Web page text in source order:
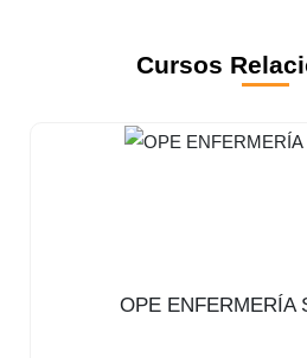
Cursos
OPE ENFERMERÍA